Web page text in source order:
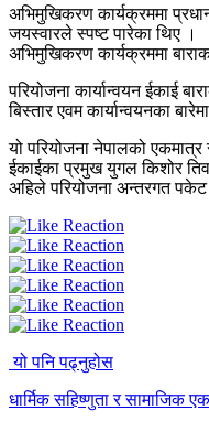
अभिमुखिकरण कार्यक्रममा
जयस्वारले स्पष्ट पारेका थिए ।
अभिमुखिकरण कार्यक्रममा
परियोजना कार्यान्वयन ईकाई
बिस्तार एवम कार्यान्वयनका
यो परियोजना नेपालको
ईकाईका प्रमुख युगल किशोर
अहिले परियोजना अन्तरगत
यो पनि पढ्नुहोस
धार्मिक सहिष्णुता र सामाजिक